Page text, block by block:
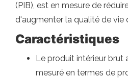
(PIB), est en mesure de
d'augmenter la qualité de vie
Caractéristiques
Le produit intérieur brut
mesuré en termes de